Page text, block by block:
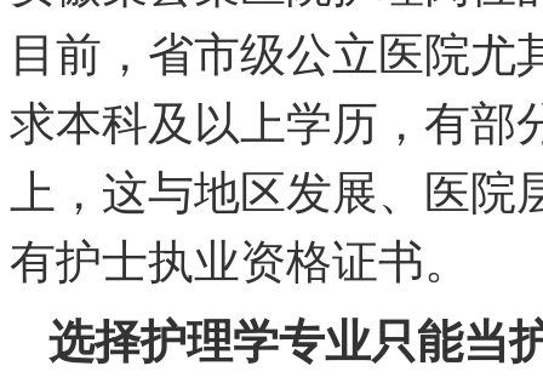
目前，省市级公立医院
求本科及以上学历，有部
上，这与地区发展、医
有护士执业资格证书。
选择护理学专业只能当